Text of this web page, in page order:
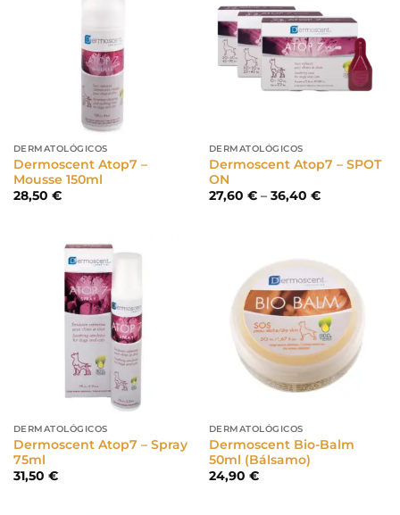
DERMATOLÓGICOS
Dermoscent Atop7 –
Mousse 150ml
28,50 €
DERMATOLÓGICOS
Dermoscent Atop7 – SPOT
ON
27,60 € – 36,40 €Price
DERMATOLÓGICOS
Dermoscent Atop7 – Spray
75ml
31,50 €
DERMATOLÓGICOS
Dermoscent Bio-Balm
50ml (Bálsamo)
24,90 €